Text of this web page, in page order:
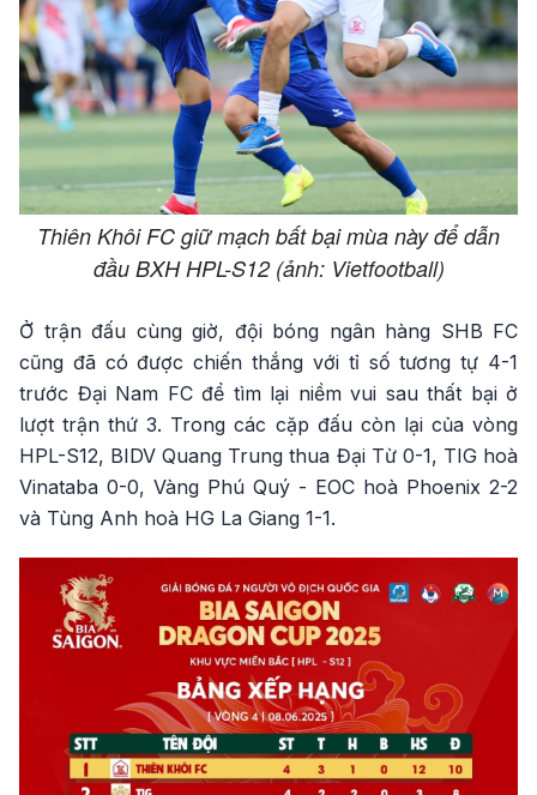
Thiên Khôi FC giữ mạch bất bại mùa này để dẫn
đầu BXH HPL-S12 (ảnh: Vietfootball)
Ở trận đấu cùng giờ, đội bóng ngân hàng SHB FC
cũng đã có được chiến thắng với tỉ số tương tự 4-1
trước Đại Nam FC để tìm lại niềm vui sau thất bại ở
lượt trận thứ 3. Trong các cặp đấu còn lại của vòng
HPL-S12, BIDV Quang Trung thua Đại Từ 0-1, TIG hoà
Vinataba 0-0, Vàng Phú Quý - EOC hoà Phoenix 2-2
và Tùng Anh hoà HG La Giang 1-1.